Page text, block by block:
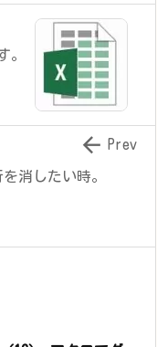
。
を消したい時。
 Prev